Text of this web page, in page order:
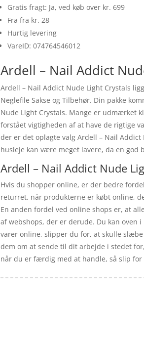
Gratis fragt: Ja, ved køb over kr. 699
Fra fra kr. 28
Hurtig levering
VareID: 074764546012
Ardell – Nail Addict
Ardell – Nail Addict Nude Light Crystals
Neglefile Sakse og Tilbehør. Din pakke
Nude Light Crystals. Mange er udmærket
forstået vigtigheden af at have de rigtige
der er det oplagte valg Ardell – Nail
husleje kan være meget lavere, da en god
Ardell – Nail Addict Nude
Hvis du shopper online, er der bedre
returret. når produkterne er købt online,
En anden fordel ved online shops er, at
af webshops, der er derude. Du kan oven
varer online, slipper du for, at skulle
dem om at sende til dit arbejde i stedet
når du er færdig med at handle, så slip